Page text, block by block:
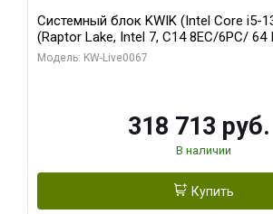
Системный блок KWIK (Intel Core i5-
(Raptor Lake, Intel 7, C14 8EC/6PC/
RTX5080 GAMINGPRO OC 16GB GDDR7
Модель: KW-Live0067
318 713 руб.
В наличии
Купить